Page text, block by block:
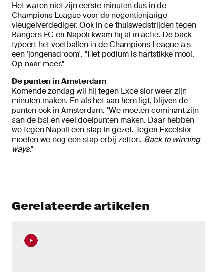
Het waren niet zijn eerste minuten dus in de
Champions League voor de negentienjarige
vleugelverdediger. Ook in de thuiswedstrijden tegen
Rangers FC en Napoli kwam hij al in actie. De back
typeert het voetballen in de Champions League als
een 'jongensdroom'. "Het podium is hartstikke mooi.
Op naar meer."
De punten in Amsterdam
Komende zondag wil hij tegen Excelsior weer zijn
minuten maken. En als het aan hem ligt, blijven de
punten ook in Amsterdam. "We moeten dominant zijn
aan de bal en veel doelpunten maken. Daar hebben
we tegen Napoli een stap in gezet. Tegen Excelsior
moeten we nog een stap erbij zetten. Back to winning
ways."
Gerelateerde artikelen